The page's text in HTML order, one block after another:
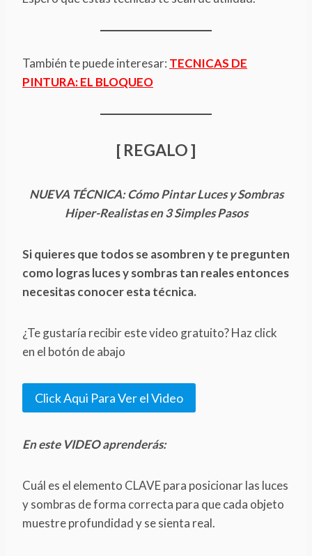
También te puede interesar: TECNICAS DE
PINTURA: EL BLOQUEO
[ REGALO ]
NUEVA TÉCNICA: Cómo Pintar Luces y Sombras
Hiper-Realistas en 3 Simples Pasos
Si quieres que todos se asombren y te pregunten
como logras luces y sombras tan reales entonces
necesitas conocer esta técnica.
¿Te gustaría recibir este video gratuito? Haz click
en el botón de abajo
Click Aqui Para Ver el Video
En este VIDEO aprenderás:
Cuál es el elemento CLAVE para posicionar las luces
y sombras de forma correcta para que cada objeto
muestre profundidad y se sienta real.